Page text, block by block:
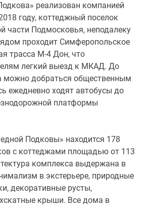
реализован компанией
году, коттеджный поселок
части Подмосковья, неподалеку
проходит Симферопольское
трасса М-4 Дон, что
легкий выезд к МКАД. До
можно добраться общественным
ежедневно ходят автобусы до
платформы
Подковы» находится 178
с коттеджами площадью от 113
комплекса выдержана в
в экстерьере, природные
декоративные русты,
крыши. Все дома в